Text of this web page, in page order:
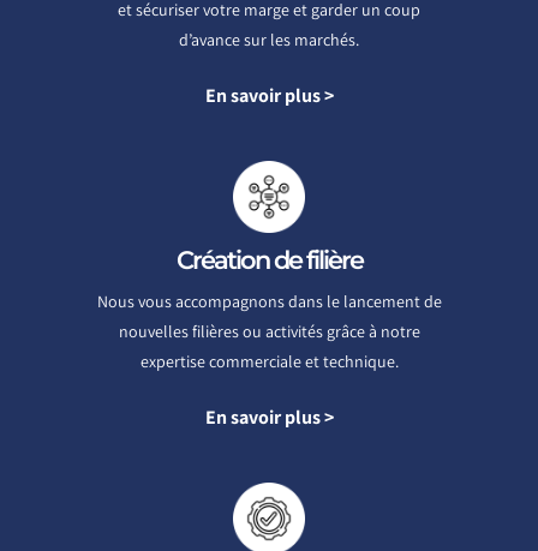
et sécuriser votre marge et garder un coup
d’avance sur les marchés.
En savoir plus >
Création de filière
Nous vous accompagnons dans le lancement de
nouvelles filières ou activités grâce à notre
expertise commerciale et technique.
En savoir plus >